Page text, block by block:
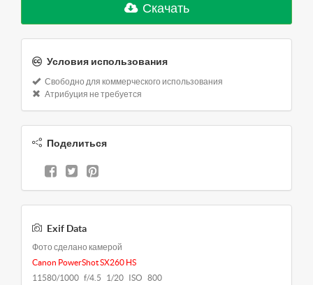
Скачать
Условия использования
Свободно для коммерческого использования
Атрибуция не требуется
Поделиться
Exif Data
Фото сделано камерой
Canon PowerShot SX260 HS
11580/1000 f/4.5 1/20 ISO 800